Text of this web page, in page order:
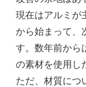
現在はアルミが
から始まって、
す。数年前から
の素材を使用し
ただ、材質につ